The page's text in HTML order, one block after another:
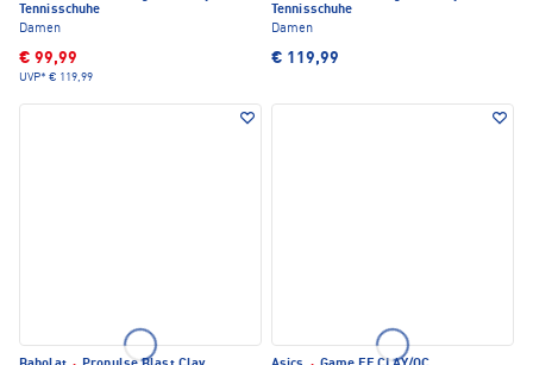
Tennisschuhe
Damen
€ 99,99
UVP* € 119,99
Tennisschuhe
Damen
€ 119,99